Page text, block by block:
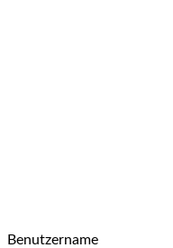
Benutzername